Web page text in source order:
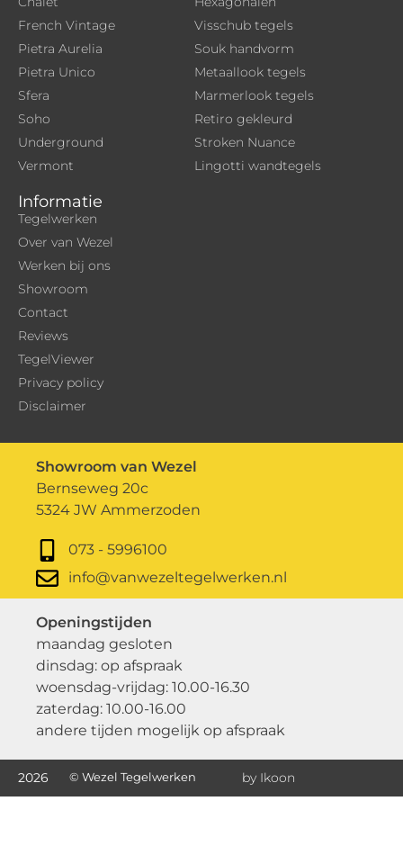
French Vintage
Pietra Aurelia
Pietra Unico
Sfera
Soho
Underground
Vermont
Visschub tegels
Souk handvorm
Metaallook tegels
Marmerlook tegels
Retiro gekleurd
Stroken Nuance
Lingotti wandtegels
Informatie
Tegelwerken
Over van Wezel
Werken bij ons
Showroom
Contact
Reviews
TegelViewer
Privacy policy
Disclaimer
Showroom van Wezel
Bernseweg 20c
5324 JW Ammerzoden
073 - 5996100
info@vanwezeltegelwerken.nl
Openingstijden
maandag gesloten
dinsdag: op afspraak
woensdag-vrijdag: 10.00-16.30
zaterdag: 10.00-16.00
andere tijden mogelijk op afspraak
2026 © Wezel Tegelwerken by Ikoon